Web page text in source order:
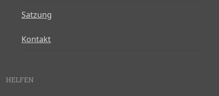
Satzung
Kontakt
HELFEN